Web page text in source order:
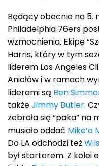
Będący obecnie na 5.
Philadelphia 76ers
wzmocnienia. Ekipę
Harris, który w tym
liderem Los Angeles
Aniołów i w ramach
liderami są Ben
takżeJimmy Butler.
zebrała się “paka”
musiało oddać Mike’a
Do LA odchodzi też
był starterem. Z kolei